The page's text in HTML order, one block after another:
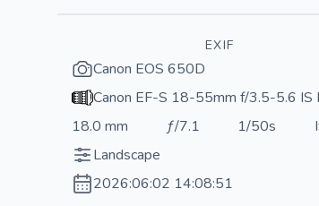
EXIF
Canon EOS 650D
Canon EF-S 18-55mm f/3.5-5.6 IS
18.0 mm
ƒ/7.1 1/50s
Landscape
2026:06:02 14:08:51